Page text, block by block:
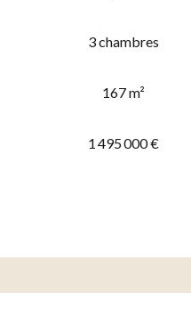
3 chambres
167 m²
1 495 000 €